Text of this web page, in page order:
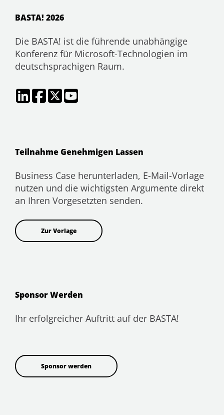
BASTA! 2026
Die BASTA! ist die führende unabhängige
Konferenz für Microsoft-Technologien im
deutschsprachigen Raum.
Teilnahme Genehmigen Lassen
Business Case herunterladen, E-Mail-Vorlage
nutzen und die wichtigsten Argumente direkt
an Ihren Vorgesetzten senden.
Zur Vorlage
Sponsor Werden
Ihr erfolgreicher Auftritt auf der BASTA!
Sponsor werden